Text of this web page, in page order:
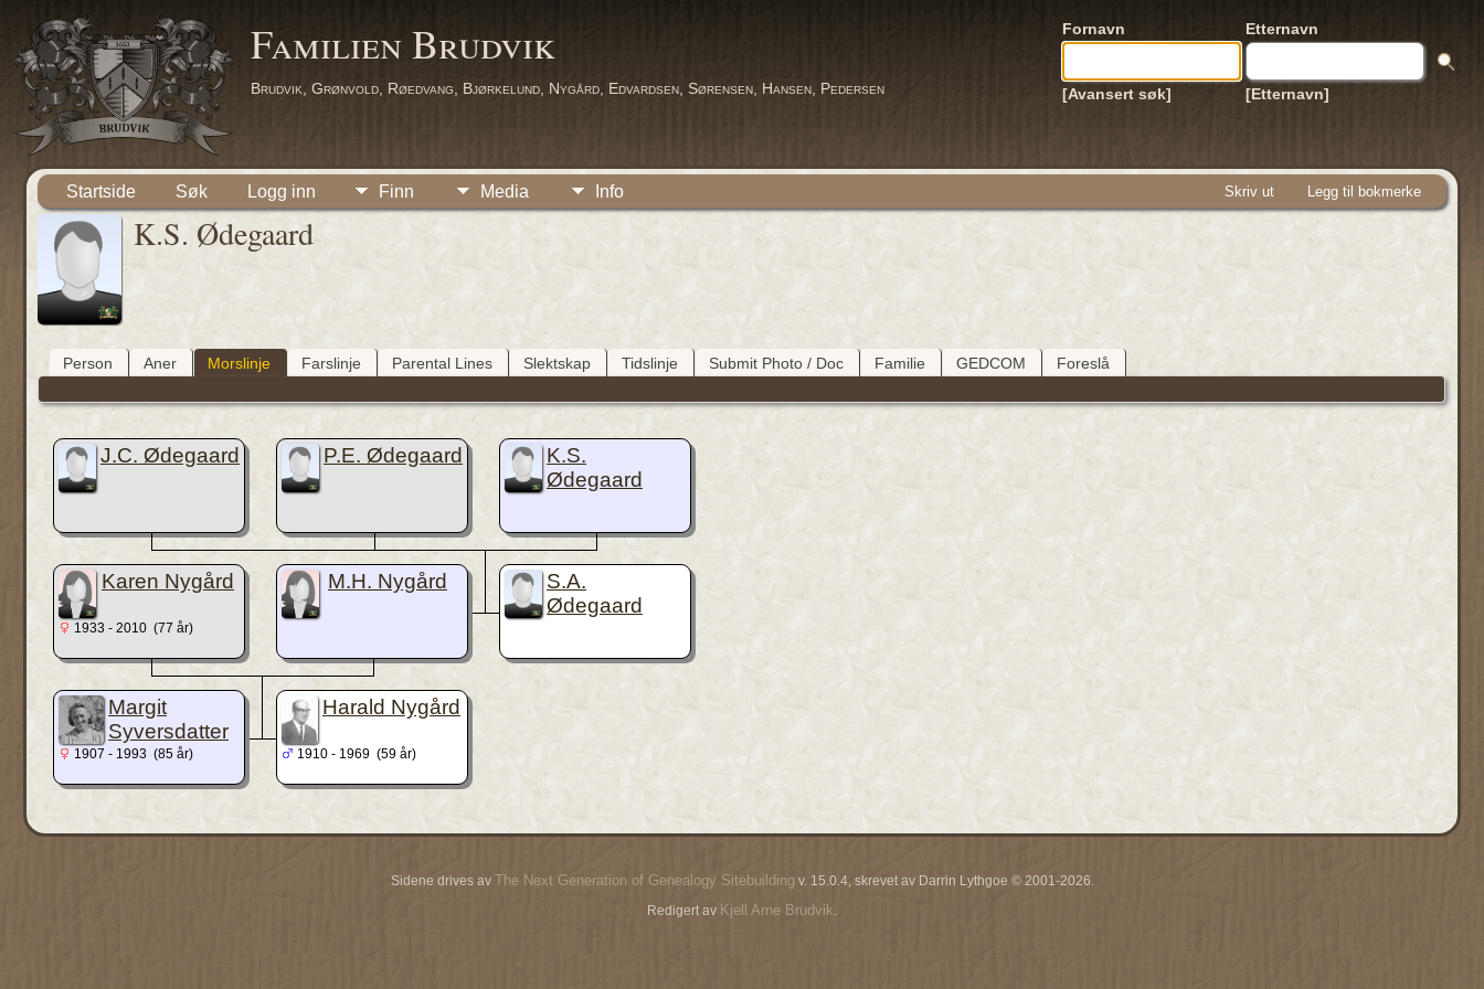
Familien Brudvik
Brudvik, Grønvold, Røedvang, Bjørkelund, Nygård, Edvardsen, Sørensen, Hansen, Pedersen
Fornavn Etternavn
[Avansert søk] [Etternavn]
Startside Søk Logg inn Finn Media Info Skriv ut Legg til bokmerke
K.S. Ødegaard
Person Aner Morslinje Farslinje Parental Lines Slektskap Tidslinje Submit Photo / Doc Familie GEDCOM Foreslå
J.C. Ødegaard P.E. Ødegaard
K.S.
Ødegaard
Karen Nygård
1933 - 2010 (77 år)
M.H. Nygård
S.A.
Ødegaard
Margit
Syversdatter
1907 - 1993 (85 år)
Harald Nygård
1910 - 1969 (59 år)
Sidene drives av The Next Generation of Genealogy Sitebuilding v. 15.0.4, skrevet av Darrin Lythgoe © 2001-2026.
Redigert av Kjell Arne Brudvik